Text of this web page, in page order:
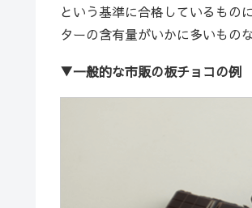
という基準に合格しているもの
ターの含有量がいかに多いもの
▼一般的な市販の板チョコの例